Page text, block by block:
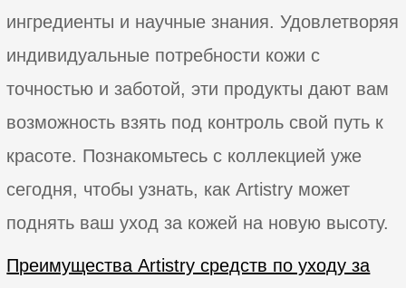
ингредиенты и научные знания. Удовлетворяя
индивидуальные потребности кожи с
точностью и заботой, эти продукты дают вам
возможность взять под контроль свой путь к
красоте. Познакомьтесь с коллекцией уже
сегодня, чтобы узнать, как Artistry может
поднять ваш уход за кожей на новую высоту.
Преимущества Artistry средств по уходу за